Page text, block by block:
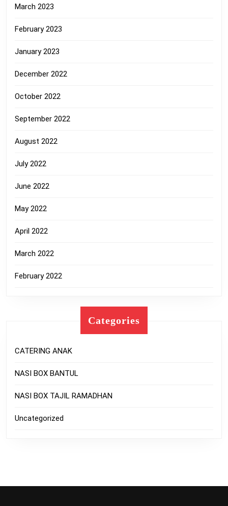
March 2023
February 2023
January 2023
December 2022
October 2022
September 2022
August 2022
July 2022
June 2022
May 2022
April 2022
March 2022
February 2022
Categories
CATERING ANAK
NASI BOX BANTUL
NASI BOX TAJIL RAMADHAN
Uncategorized